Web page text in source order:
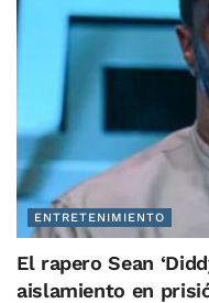
ENTRETENIMIENTO
El rapero Sean
aislamiento en